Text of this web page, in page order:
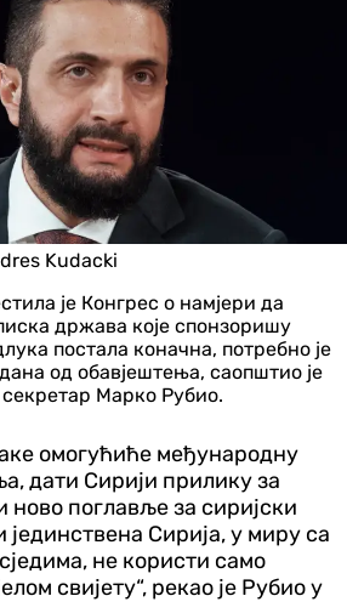
Kudacki
је Конгрес о намјери да
држава које спонзоришу
постала коначна, потребно је
од обавјештења, саопштио је
Марко Рубио.
омогућиће међународну
дати Сирији прилику за
ново поглавље за сиријски
Сирија, у миру са
не користи само
свијету“, рекао је Рубио у